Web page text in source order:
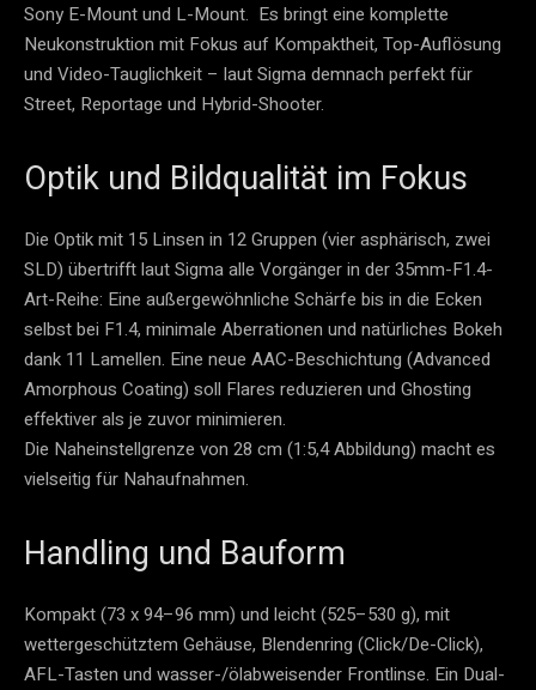
Sony E-Mount und L-Mount. Es bringt eine komplette
Neukonstruktion mit Fokus auf Kompaktheit, Top-Auflösung
und Video-Tauglichkeit – laut Sigma demnach perfekt für
Street, Reportage und Hybrid-Shooter.
Optik und Bildqualität im Fokus
Die Optik mit 15 Linsen in 12 Gruppen (vier asphärisch, zwei
SLD) übertrifft laut Sigma alle Vorgänger in der 35mm-F1.4-
Art-Reihe: Eine außergewöhnliche Schärfe bis in die Ecken
selbst bei F1.4, minimale Aberrationen und natürliches Bokeh
dank 11 Lamellen. Eine neue AAC-Beschichtung (Advanced
Amorphous Coating) soll Flares reduzieren und Ghosting
effektiver als je zuvor minimieren.
Die Naheinstellgrenze von 28 cm (1:5,4 Abbildung) macht es
vielseitig für Nahaufnahmen.
Handling und Bauform
Kompakt (73 x 94–96 mm) und leicht (525–530 g), mit
wettergeschütztem Gehäuse, Blendenring (Click/De-Click),
AFL-Tasten und wasser-/ölabweisender Frontlinse. Ein Dual-